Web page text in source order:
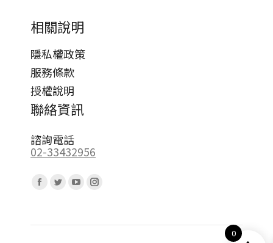
相關說明
隱私權政策
服務條款
授權說明
聯絡資訊
諮詢電話
02-33432956
Facebook
opens
Twitter
opens
YouTube
opens
Instagram
opens
0